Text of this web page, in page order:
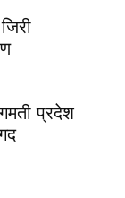
प्रदेश